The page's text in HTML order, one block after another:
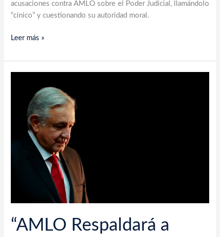
acusaciones contra AMLO sobre el Poder Judicial, llamándolo
“cínico” y cuestionando su autoridad moral.
Leer más »
“AMLO Respaldará a
Respaldará
Rubén
Rocha
Moya
Abordará
el